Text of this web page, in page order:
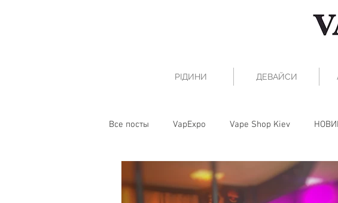
РІДИНИ ДЕВАЙСИ
Все посты VapExpo Vape Shop Kiev